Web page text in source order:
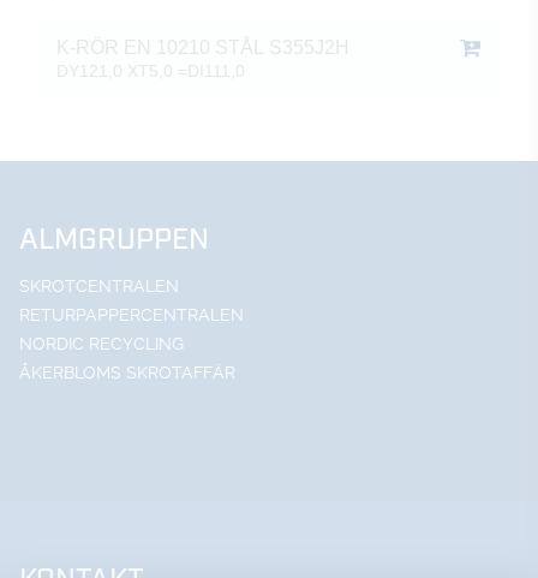
K-RÖR EN 10210 STÅL S355J2H
DY121,0 XT5,0 =DI111,0
ALMGRUPPEN
SKROTCENTRALEN
RETURPAPPERCENTRALEN
NORDIC RECYCLING
ÅKERBLOMS SKROTAFFÄR